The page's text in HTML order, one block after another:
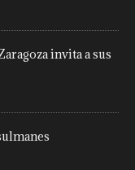
invita a sus